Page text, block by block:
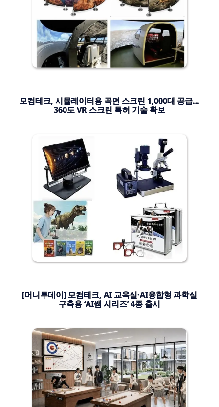
모컴테크, 시뮬레이터용 곡면 스크린 1,000대 공급…
360도 VR 스크린 특허 기술 확보
[머니투데이] 모컴테크, AI 교육실·AI융합형 과학실
구축용 ‘AI쌤 시리즈’ 4종 출시